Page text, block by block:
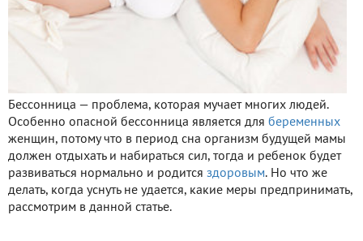
Бессонница — проблема, которая мучает многих людей.
Особенно опасной бессонница является для беременных
женщин, потому что в период сна организм будущей мамы
должен отдыхать и набираться сил, тогда и ребенок будет
развиваться нормально и родится здоровым. Но что же
делать, когда уснуть не удается, какие меры предпринимать,
рассмотрим в данной статье.